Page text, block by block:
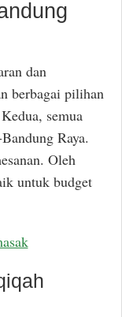
dan
berbagai pilihan
semua
Raya.
Oleh
untuk budget